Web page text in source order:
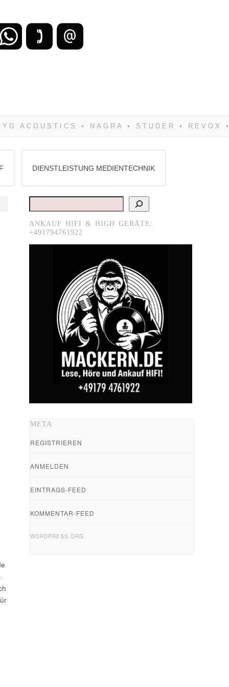
DIENSTLEISTUNG MEDIENTECHNIK
Suchen
ANKAUF HIFI & HIGH GERÄTE:
+491794761922
META
REGISTRIEREN
ANMELDEN
EINTRAGS-FEED
KOMMENTAR-FEED
WORDPRESS.ORG